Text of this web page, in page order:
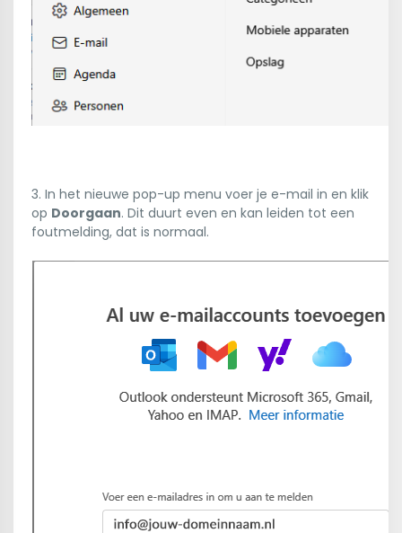
3. In het nieuwe pop-up menu voer je e-mail in en klik
op Doorgaan. Dit duurt even en kan leiden tot een
foutmelding, dat is normaal.